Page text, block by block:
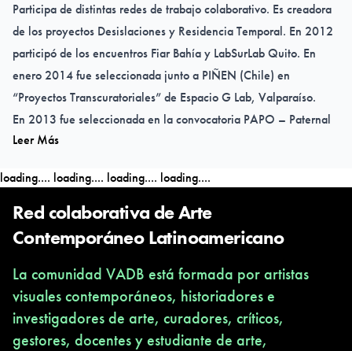
Participa de distintas redes de trabajo colaborativo. Es creadora
de los proyectos Desislaciones y Residencia Temporal. En 2012
participó de los encuentros Fiar Bahía y LabSurLab Quito. En
enero 2014 fue seleccionada junto a PIÑEN (Chile) en
“Proyectos Transcuratoriales” de Espacio G Lab, Valparaíso.
En 2013 fue seleccionada en la convocatoria PAPO – Paternal
Arte y Política del centro de residencias “La Paternal” de Buenos
cómo vivir del invento” en el espacio Aglutinador de la Habana.
Ha publicado en revistas, catálogos y medios independientes de
distintos países tales como “Arte y Crítica”, “Esfera Pública”,
“Woki Toki”, “Revista Plus” y “Arte América”
Leer Más
loading.... loading.... loading.... loading....
Red colaborativa de Arte
Contemporáneo Latinoamericano
La comunidad VADB está formada por artistas
visuales contemporáneos, historiadores e
investigadores de arte, curadores, críticos,
gestores, docentes y estudiante de arte,